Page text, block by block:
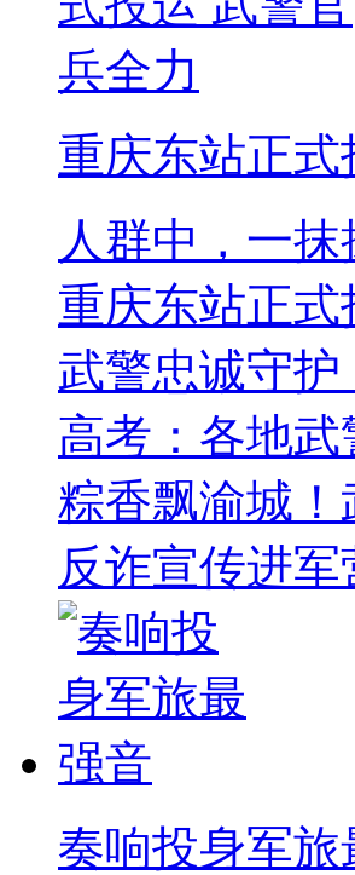
重庆东站正
人群中，一
重庆东站正
武警忠诚守
高考：各地武
粽香飘渝城
反诈宣传进
奏响投身军旅